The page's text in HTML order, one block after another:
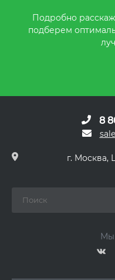
Подробно
подберем
8
г. Москва,
Мы